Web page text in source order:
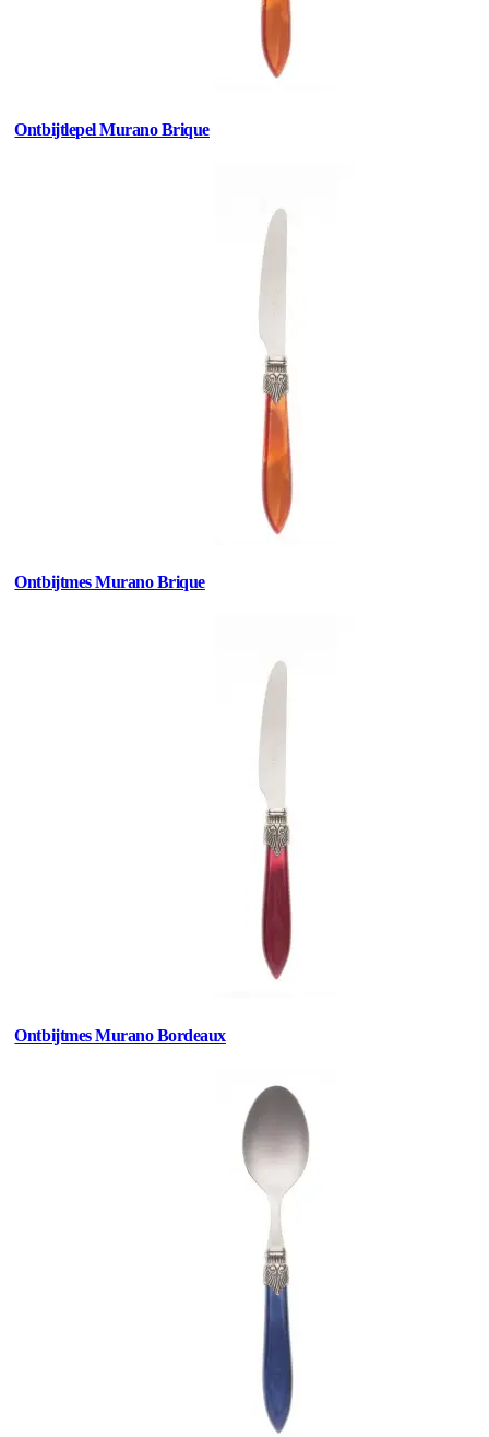
Ontbijtlepel Murano Brique
Ontbijtmes Murano Brique
Ontbijtmes Murano Bordeaux